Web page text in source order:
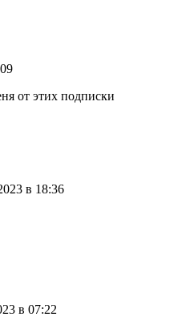
от этих подписки
в 18:36
в 07:22